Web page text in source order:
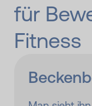
für
Fitness